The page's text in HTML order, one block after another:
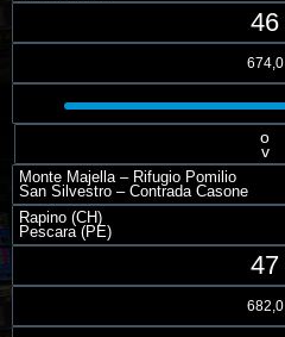
46
674,0
o
v
Monte Majella – Rifugio Pomilio
San Silvestro – Contrada Casone
Rapino (CH)
Pescara (PE)
47
682,0